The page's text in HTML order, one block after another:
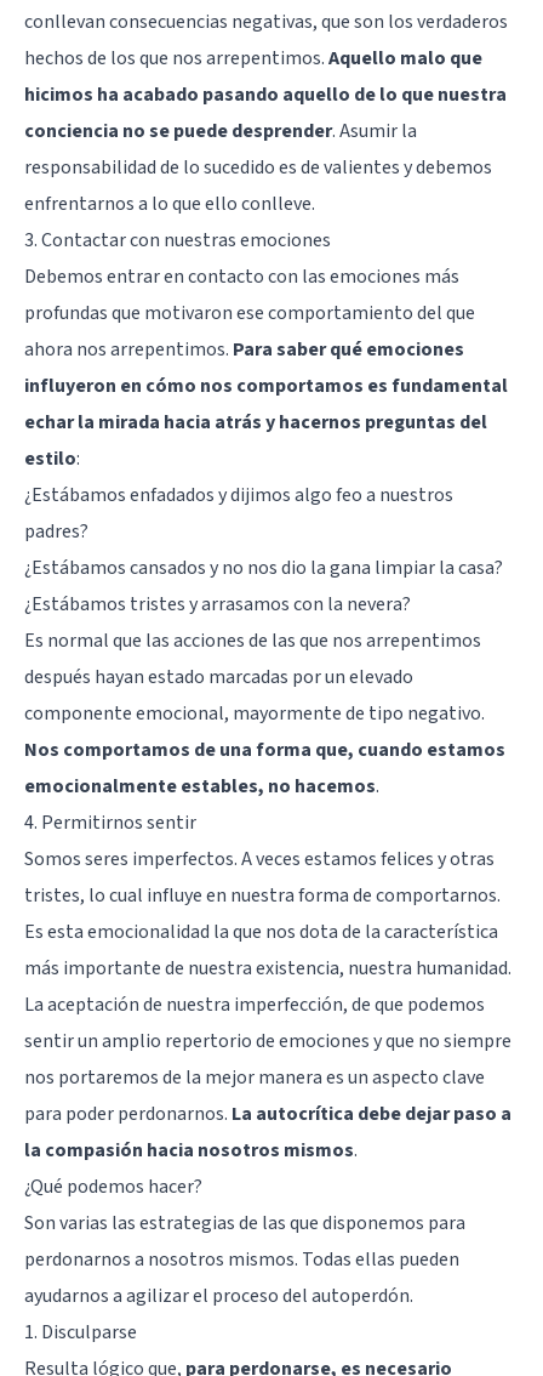
conllevan consecuencias negativas, que son los verdaderos
hechos de los que nos arrepentimos.Aquello malo que
hicimos ha acabado pasando aquello de lo que nuestra
conciencia no se puede desprender. Asumir la
responsabilidad de lo sucedido es de valientes y debemos
enfrentarnos a lo que ello conlleve.
3. Contactar con nuestras emociones
Debemos entrar en contacto con las emociones más
profundas que motivaron ese comportamiento del que
ahora nos arrepentimos. Para saber qué emociones
influyeron en cómo nos comportamos es fundamental
echar la mirada hacia atrás y hacernos preguntas del
estilo:
¿Estábamos enfadados y dijimos algo feo a nuestros
padres?
¿Estábamos cansados y no nos dio la gana limpiar la casa?
¿Estábamos tristes y arrasamos con la nevera?
Es normal que las acciones de las que nos arrepentimos
después hayan estado marcadas por un elevado
componente emocional, mayormente de tipo negativo.
Nos comportamos de una forma que, cuando estamos
emocionalmente estables, no hacemos.
4. Permitirnos sentir
Somos seres imperfectos. A veces estamos felices y otras
tristes, lo cual influye en nuestra forma de comportarnos.
Es esta emocionalidad la que nos dota de la característica
más importante de nuestra existencia, nuestra humanidad.
La aceptación de nuestra imperfección, de que podemos
sentir un amplio repertorio de emociones y que no siempre
nos portaremos de la mejor manera es un aspecto clave
para poder perdonarnos. La autocrítica debe dejar paso a
la compasión hacia nosotros mismos.
¿Qué podemos hacer?
Son varias las estrategias de las que disponemos para
perdonarnos a nosotros mismos. Todas ellas pueden
ayudarnos a agilizar el proceso del autoperdón.
1. Disculparse
Resulta lógico que, para perdonarse, es necesario